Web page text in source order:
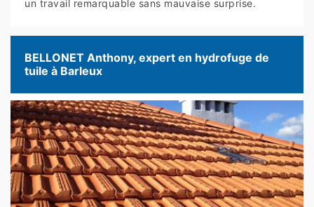
un travail remarquable sans mauvaise surprise.
BELLONET Anthony, expert en hydrofuge de
tuile à Barleux